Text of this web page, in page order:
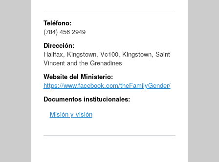
Teléfono:
(784) 456 2949
Dirección:
Halifax, Kingstown, Vc100, Kingstown, Saint
Vincent and the Grenadines
Website del Ministerio:
https://www.facebook.com/theFamilyGender/
Documentos institucionales:
Misión y visión